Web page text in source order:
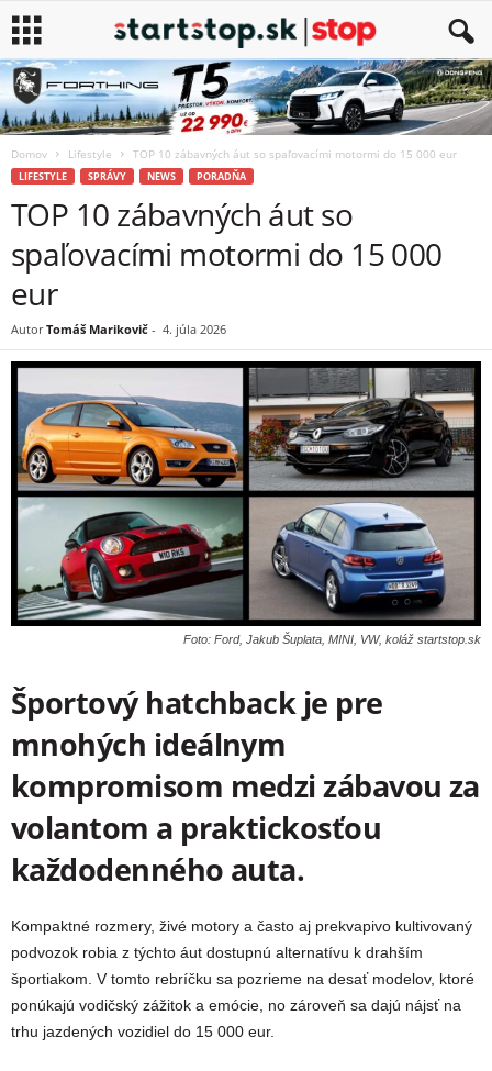
Domov Lifestyle TOP 10 zábavných áut so spaľovacími motormi do 15 000 eur
LIFESTYLE SPRÁVY NEWS PORADŇA
TOP 10 zábavných áut so
spaľovacími motormi do 15 000
eur
Autor Tomáš Marikovič - 4. júla 2026
Foto: Ford, Jakub Šuplata, MINI, VW, koláž startstop.sk
Športový hatchback je pre
mnohých ideálnym
kompromisom medzi zábavou za
volantom a praktickosťou
každodenného auta.
Kompaktné rozmery, živé motory a často aj prekvapivo kultivovaný
podvozok robia z týchto áut dostupnú alternatívu k drahším
športiakom. V tomto rebríčku sa pozrieme na desať modelov, ktoré
ponúkajú vodičský zážitok a emócie, no zároveň sa dajú nájsť na
trhu jazdených vozidiel do 15 000 eur.